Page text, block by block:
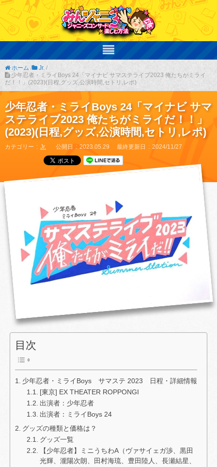
ホーム / Jr. /
少年忍者・ミライBoys 24「マイナビ サマステライブ2023 俺たちがミライ
だ！！」(2023)(日程,グッズ,公演時間,セトリ,レポ)
少年忍者・ミライBoys 24「マイナビ サマ
ステライブ2023 俺たちがミライだ！！」
(2023)(日程,グッズ,公演時間,セトリ,レポ)
カテゴリー Jr. 公開日 2023.05.29 最終更新日 2024/11/27
目次
少年忍者・ミライBoys サマステ 2023 日程・詳細情報
[東京] EX THEATER ROPPONGI
出演者：少年忍者
出演者：ミライBoys 24
グッズの種類と価格は？
グッズ一覧
【少年忍者】ミニうちわA（ヴァサイェガ渉、黒田
光輝、瀧陽次朗、田村海琉、豊田陸人、長瀬結星、